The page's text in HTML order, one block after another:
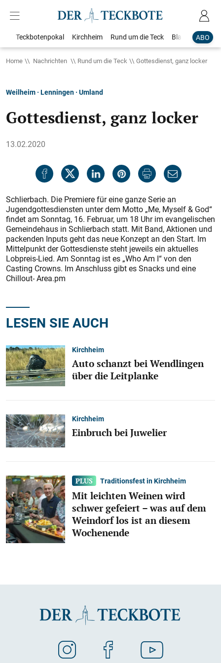
ABO
Teckbotenpokal Kirchheim Rund um die Teck Blaulicht
Home Nachrichten Rund um die Teck Gottesdienst, ganz locker
Weilheim · Lenningen · Umland
Gottesdienst, ganz locker
13.02.2020
Schlierbach. Die Premiere für eine ganze Serie an
Jugendgottesdiensten unter dem Motto „Me, Myself & God“
findet am Sonntag, 16. Februar, um 18 Uhr im evangelischen
Gemeindehaus in Schlierbach statt. Mit Band, Aktionen und
packenden Inputs geht das neue Konzept an den Start. Im
Mittelpunkt der Gottesdienste steht jeweils ein aktuelles
Lobpreis-Lied. Am Sonntag ist es „Who Am I“ von den
Casting Crowns. Im Anschluss gibt es Snacks und eine
Chillout- Area.pm
LESEN SIE AUCH
Kirchheim
Auto schanzt bei Wendlingen
über die Leitplanke
Kirchheim
Einbruch bei Juwelier
Traditionsfest in Kirchheim
Mit leichten Weinen wird
schwer gefeiert – was auf dem
Weindorf los ist an diesem
Wochenende